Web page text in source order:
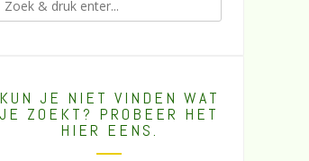
KUN JE NIET VINDEN WAT
JE ZOEKT? PROBEER HET
HIER EENS.